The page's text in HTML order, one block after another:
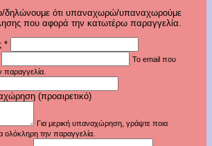
ότι υπαναχωρώ/υπαναχωρούμε
που αφορά την κατωτέρω παραγγελία.
*
Το email που
παραγγελία.
(προαιρετικό)
Για μερική υπαναχώρηση, γράψτε ποια
ολόκληρη την παραγγελία.